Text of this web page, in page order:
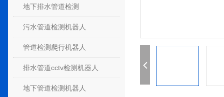
地下排水管道检测
污水管道检测机器人
管道检测爬行机器人
排水管道cctv检测机器人
地下管道检测机器人